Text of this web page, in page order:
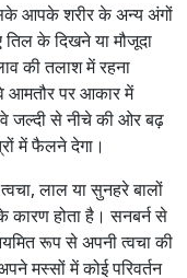
आपके शरीर के अन्य अंगों
के दिखने या मौजूदा
की तलाश में रहना
आमतौर पर आकार में
जल्दी से नीचे की ओर बढ़
में फैलने देगा।
लाल या सुनहरे बालों
होता है। सनबर्न से
रूप से अपनी त्वचा की
मस्सों में कोई परिवर्तन